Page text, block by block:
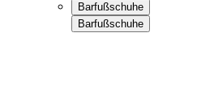
Barfußschuhe
Barfußschuhe